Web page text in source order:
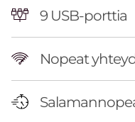
n
9 USB-porttia
Nopeat